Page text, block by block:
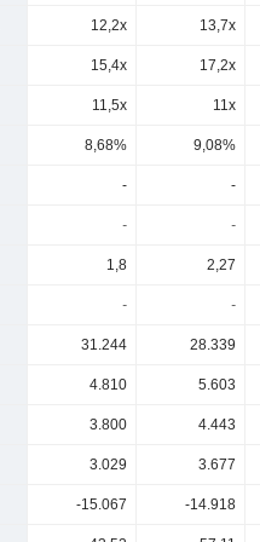
12,2x 13,7x
15,4x 17,2x
11,5x 11x
8,68% 9,08%
- -
- -
1,8 2,27
- -
31.244 28.339
4.810 5.603
3.800 4.443
3.029 3.677
-15.067 -14.918